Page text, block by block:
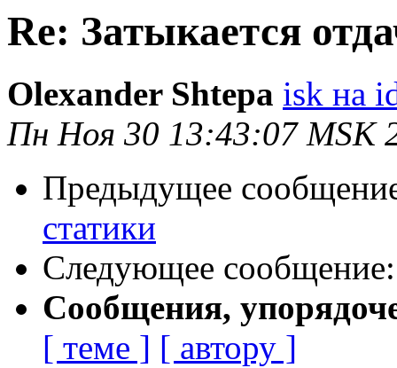
Re: Затыкается
Olexander Shtepa isk на
Пн Ноя 30 13:43:07 MSK
Предыдущее
статики
Следующее
Сообщения,
[ теме ] [ автору ]